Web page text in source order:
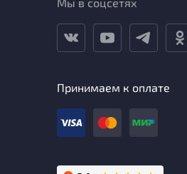
Принимаем к оплате